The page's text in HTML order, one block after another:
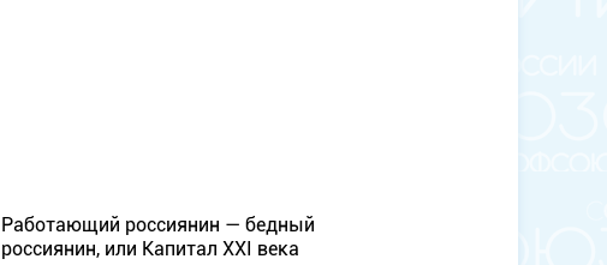
Работающий россиянин — бедный
россиянин, или Капитал XXI века